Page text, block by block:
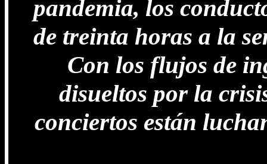
pandemia, los
de treinta horas a la
Con los flujos de
disueltos por la
conciertos están